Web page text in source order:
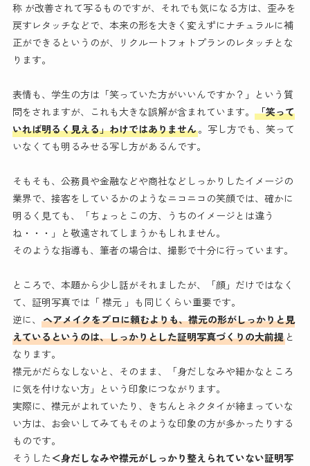
称 が改善されて写るものですが、それでも気になる方は、歪みを
戻すレタッチなどで、本来の形を大きく変えずにナチュラルに補
正ができるというのが、リクルートフォトプランのレタッチとな
ります。
表情も、学生の方は「笑っていた方がいいんですか？」という質
問をされますが、これも大きな誤解が含まれています。 「笑って
いれば明るく見える」わけではありません。写し方でも、笑って
いなくても明るみせる写し方があるんです。
そもそも、公務員や金融などや商社などしっかりしたイメージの
業界で、接客をしているかのようなニコニコの笑顔では、確かに
明るく見ても、「ちょっとこの方、うちのイメージとは違う
ね・・・」と敬遠されてしまうかもしれません。
そのような指導も、筆者の場合は、撮影で十分に行っています。
ところで、本題から少し話がそれましたが、「顔」だけではなく
て、証明写真では「 襟元 」も同じくらい重要です。
逆に、 ヘアメイクをプロに頼むよりも、襟元の形がしっかりと見
えているというのは、しっかりとした証明写真づくりの大前提と
なります。
襟元がだらなしないと、そのまま、「身だしなみや細かなところ
に気を付けない方」という印象につながります。
実際に、襟元がよれていたり、きちんとネクタイが締まっていな
い方は、お会いしてみてもそのような印象の方が多かったりする
ものです。
そうした＜身だしなみや襟元がしっかり整えられていない証明写